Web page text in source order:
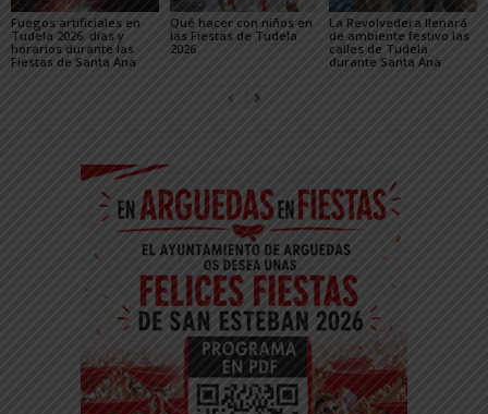
Fuegos artificiales en
Tudela 2026: días y
horarios durante las
Fiestas de Santa Ana
Qué hacer con niños en
las Fiestas de Tudela
2026
La Revolvedera llenará
de ambiente festivo las
calles de Tudela
durante Santa Ana